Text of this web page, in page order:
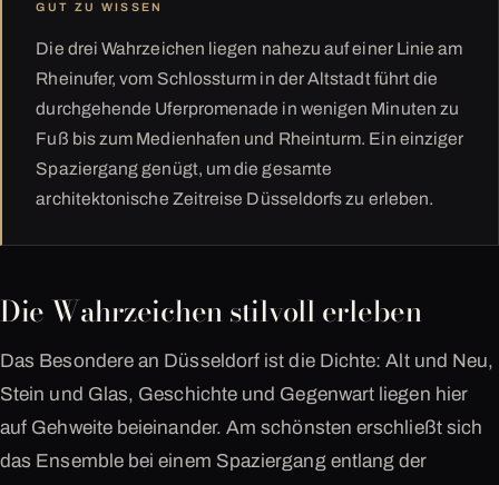
GUT ZU WISSEN
Die drei Wahrzeichen liegen nahezu auf einer Linie am
Rheinufer, vom Schlossturm in der Altstadt führt die
durchgehende Uferpromenade in wenigen Minuten zu
Fuß bis zum Medienhafen und Rheinturm. Ein einziger
Spaziergang genügt, um die gesamte
architektonische Zeitreise Düsseldorfs zu erleben.
Die Wahrzeichen stilvoll erleben
Das Besondere an Düsseldorf ist die Dichte: Alt und Neu,
Stein und Glas, Geschichte und Gegenwart liegen hier
auf Gehweite beieinander. Am schönsten erschließt sich
das Ensemble bei einem Spaziergang entlang der